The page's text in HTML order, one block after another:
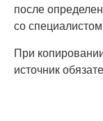
после
со
При
источник